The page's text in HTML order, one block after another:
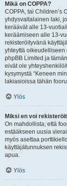
Mikä on COPPA?
COPPA, tai Children’s
yhdysvaltalainen laki,
keräävät alle 13-
keräämiseen alle 13-
rekisteröityvänä
yhteyttä
phpBB Limited ja
eivät ole
kysymystä “Keneen
lakiasioissa tähän
Ylös
Miksi en voi
On mahdollista, että
estääkseen uusia
myös asettaa
käyttäjätunnuksen
apua.
Ylös